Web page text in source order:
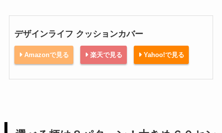
デザインライフ クッションカバー
Amazonで見る 楽天で見る Yahoo!で見る